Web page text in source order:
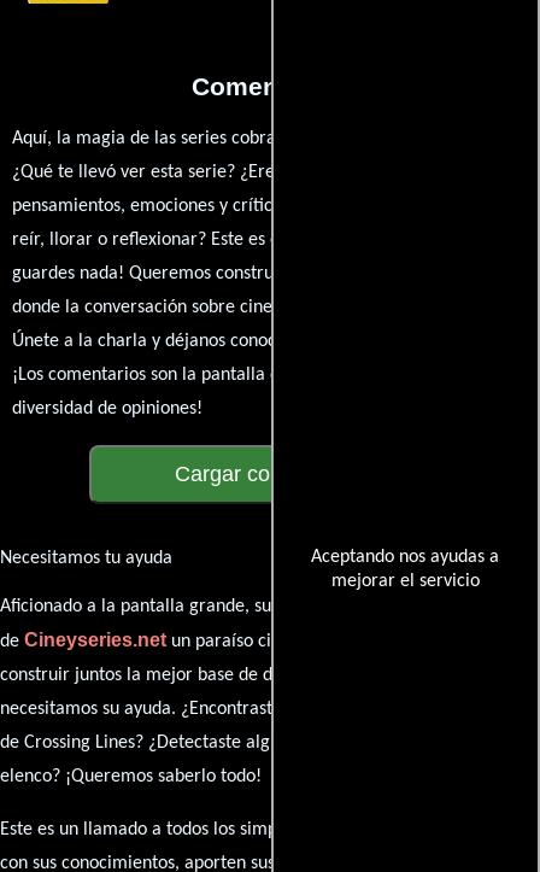
Aceptando nos ayudas a
mejorar el servicio
Comentarios
Aquí, la magia de las series cobra vida a través de tus opiniones.
¿Qué te llevó ver esta serie? ¿Eres fan de? Comparte tus
pensamientos, emociones y críticas sobre Crossing Lines. ¿Te hizo
reír, llorar o reflexionar? Este es el lugar para expresarlo. ¡No te
guardes nada! Queremos construir una comunidad apasionada
donde la conversación sobre cine y series nunca se detenga.
Únete a la charla y déjanos conocer tu mundo cinematográfico.
¡Los comentarios son la pantalla donde se proyecta nuestra
diversidad de opiniones!
Cargar comentarios
Necesitamos tu ayuda
Aficionado a la pantalla grande, su participación es clave para hacer
de Cineyseries.netun paraíso cinéfilo completo. Queremos
construir juntos la mejor base de datos cinematográfica, pero
necesitamos su ayuda. ¿Encontraste algún dato faltante en la ficha
de Crossing Lines? ¿Detectaste algún error en la sinopsis o el
elenco? ¡Queremos saberlo todo!
Este es un llamado a todos los simpatizantes del cine: contribuyan
con sus conocimientos, aporten sus descubrimientos y compartan